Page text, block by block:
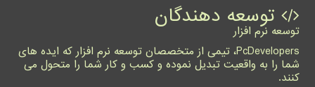
توسعه دهندگان
توسعه نرم افزار
PcDevelopers، تیمی از متخصصان توسعه نرم افزار که ایده های
شما را به واقعیت تبدیل نموده و کسب و کار شما را متحول می
کنند.